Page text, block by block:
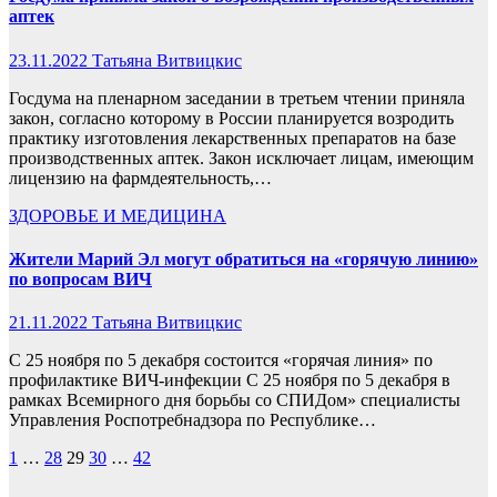
аптек
23.11.2022 Татьяна Витвицкис
Госдума на пленарном заседании в третьем чтении приняла
закон, согласно которому в России планируется возродить
практику изготовления лекарственных препаратов на базе
производственных аптек. Закон исключает лицам, имеющим
лицензию на фармдеятельность,…
ЗДОРОВЬЕ И МЕДИЦИНА
Жители Марий Эл могут обратиться на «горячую линию»
по вопросам ВИЧ
21.11.2022 Татьяна Витвицкис
С 25 ноября по 5 декабря состоится «горячая линия» по
профилактике ВИЧ-инфекции С 25 ноября по 5 декабря в
рамках Всемирного дня борьбы со СПИДом» специалисты
Управления Роспотребнадзора по Республике…
Пагинация
1 … 28 29 30 … 42